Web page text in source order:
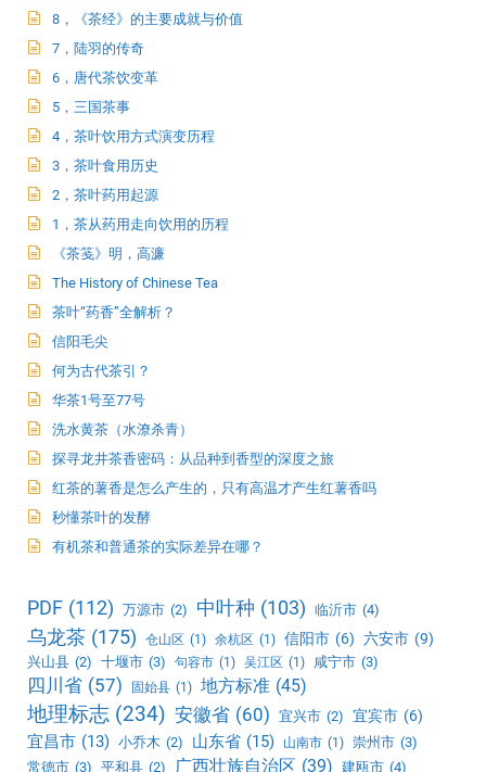
8，《茶经》的主要成就与价值
7，陆羽的传奇
6，唐代茶饮变革
5，三国茶事
4，茶叶饮用方式演变历程
3，茶叶食用历史
2，茶叶药用起源
1，茶从药用走向饮用的历程
《茶笺》明，高濂
The History of Chinese Tea
茶叶“药香”全解析？
信阳毛尖
何为古代茶引？
华茶1号至77号
洗水黄茶（水潦杀青）
探寻龙井茶香密码：从品种到香型的深度之旅
红茶的薯香是怎么产生的，只有高温才产生红薯香吗
秒懂茶叶的发酵
有机茶和普通茶的实际差异在哪？
PDF (112) 万源市 (2) 中叶种 (103) 临沂市 (4)
乌龙茶 (175) 仓山区 (1) 余杭区 (1) 信阳市 (6) 六安市 (9)
兴山县 (2) 十堰市 (3) 句容市 (1) 吴江区 (1) 咸宁市 (3)
四川省 (57) 固始县 (1) 地方标准 (45)
地理标志 (234) 安徽省 (60) 宜兴市 (2) 宜宾市 (6)
宜昌市 (13) 小乔木 (2) 山东省 (15) 山南市 (1) 崇州市 (3)
常德市 (3) 平和县 (2) 广西壮族自治区 (39) 建瓯市 (4)